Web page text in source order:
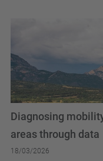
Diagnosing
areas through data
18/03/2026